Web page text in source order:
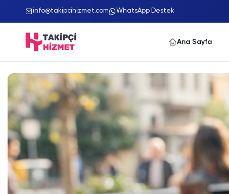
info@takipcihizmet.com WhatsApp Destek
Ana Sayfa